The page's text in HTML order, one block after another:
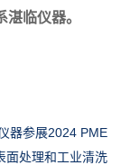
湛临仪器。
器参展2024 PME
面处理和工业清洗